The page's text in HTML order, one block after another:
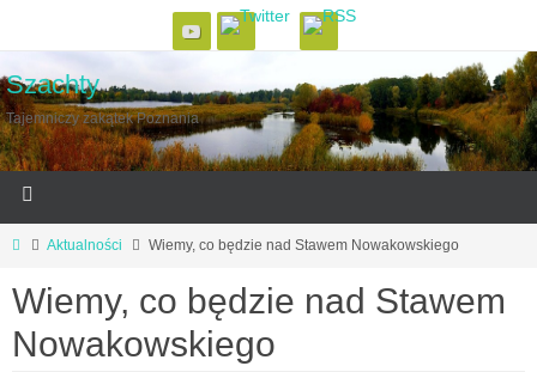
Szachty
Tajemniczy zakątek Poznania
Aktualności Wiemy, co będzie nad Stawem Nowakowskiego
Wiemy, co będzie nad Stawem
Nowakowskiego